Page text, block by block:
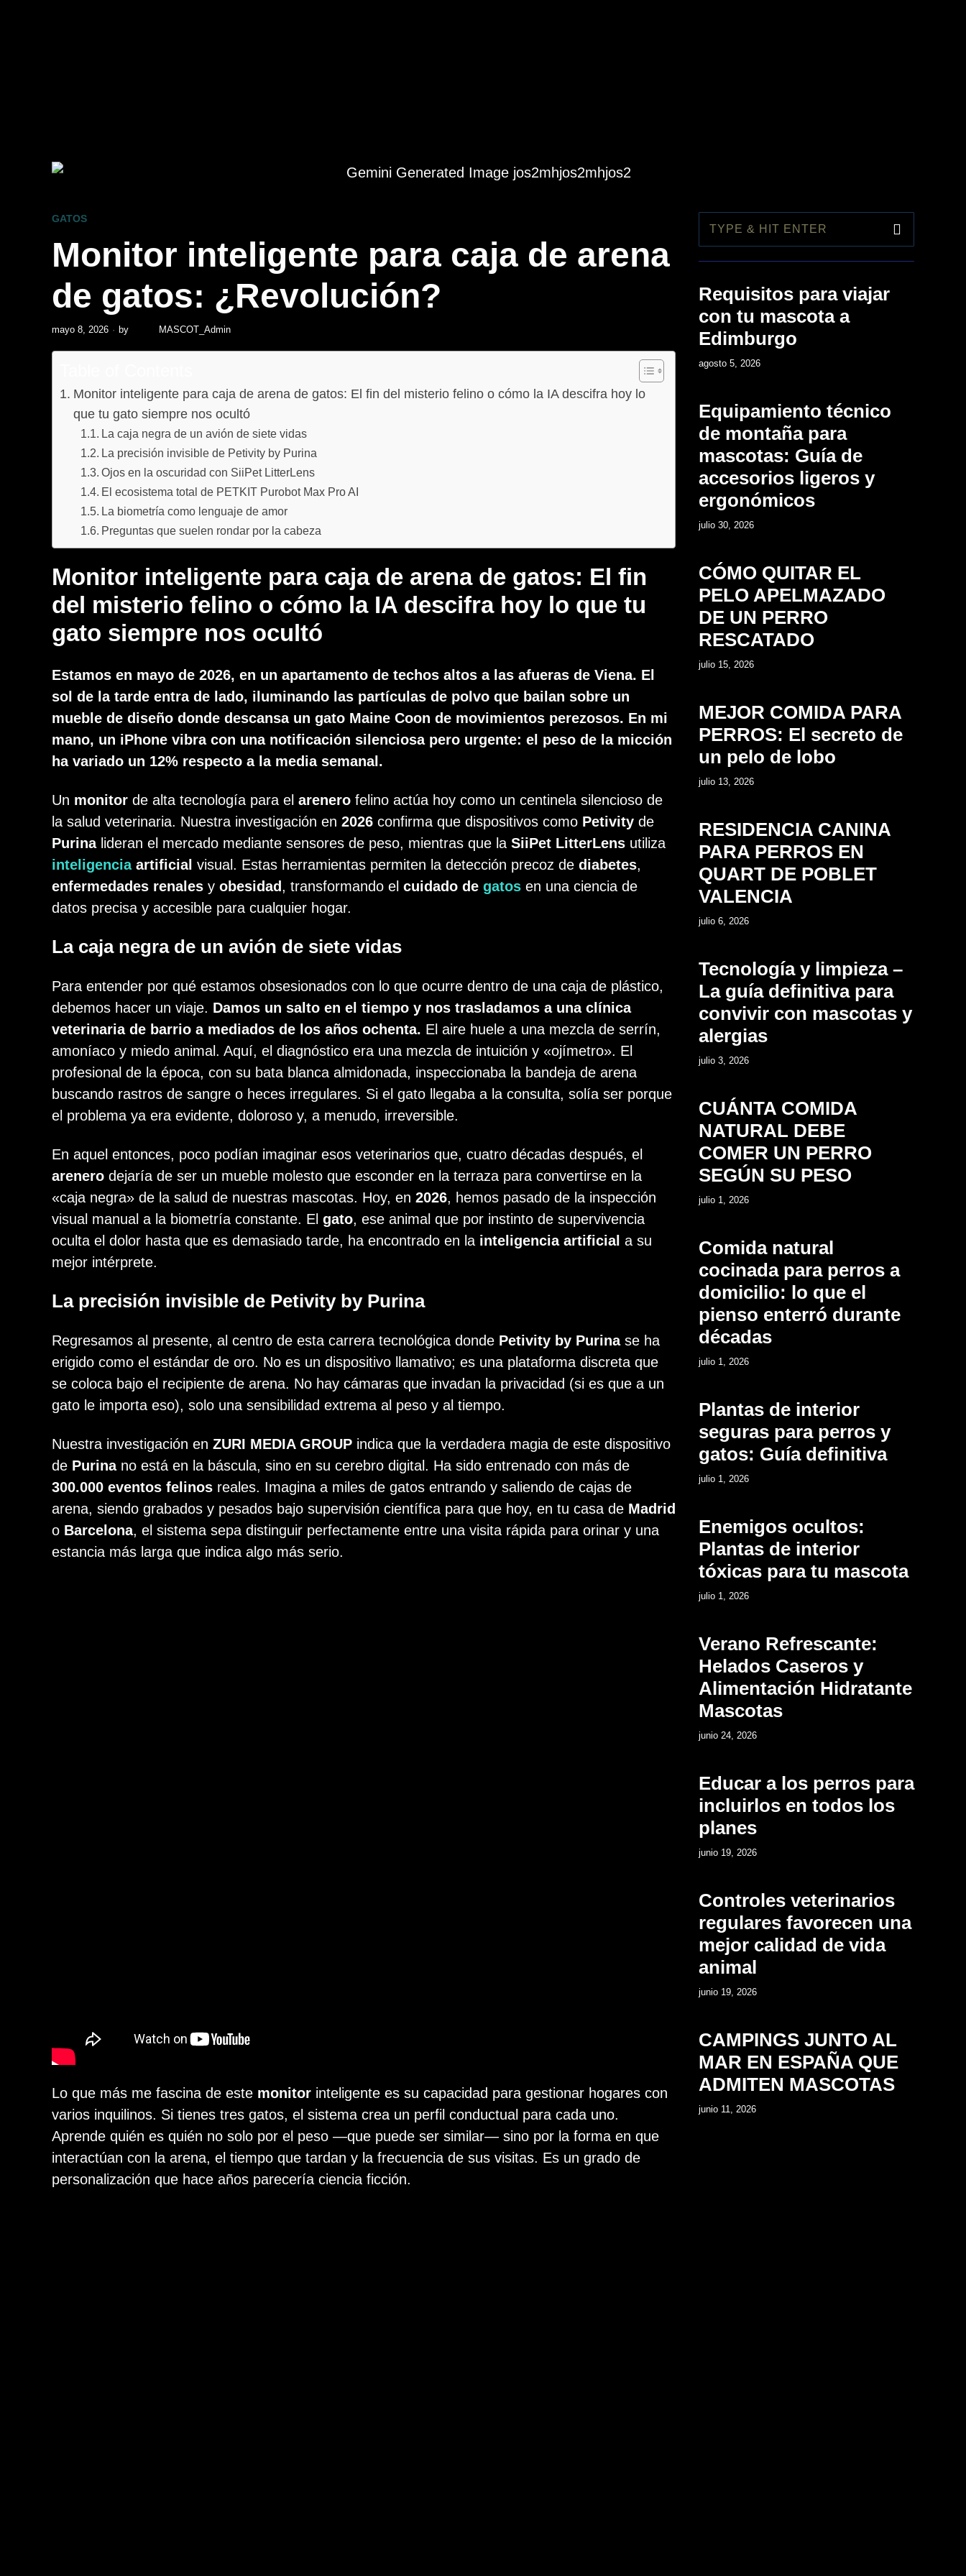
GATOS
Monitor inteligente para caja de arena
de gatos: ¿Revolución?
mayo 8, 2026 by MASCOT_Admin
Monitor inteligente para caja de arena de gatos: El fin del misterio felino o cómo la IA descifra hoy lo
que tu gato siempre nos ocultó
La caja negra de un avión de siete vidas
La precisión invisible de Petivity by Purina
Ojos en la oscuridad con SiiPet LitterLens
El ecosistema total de PETKIT Purobot Max Pro AI
La biometría como lenguaje de amor
Preguntas que suelen rondar por la cabeza
Monitor inteligente para caja de arena de gatos: El fin
del misterio felino o cómo la IA descifra hoy lo que tu
gato siempre nos ocultó
Estamos en mayo de 2026, en un apartamento de techos altos a las afueras de Viena. El
sol de la tarde entra de lado, iluminando las partículas de polvo que bailan sobre un
mueble de diseño donde descansa un gato Maine Coon de movimientos perezosos. En mi
mano, un iPhone vibra con una notificación silenciosa pero urgente: el peso de la micción
ha variado un 12% respecto a la media semanal.
Un monitor de alta tecnología para el arenero felino actúa hoy como un centinela silencioso de
la salud veterinaria. Nuestra investigación en 2026 confirma que dispositivos como Petivity de
Purinalideran el mercado mediante sensores de peso, mientras que la SiiPet LitterLens utiliza
inteligenciaartificial visual. Estas herramientas permiten la detección precoz de diabetes,
enfermedades renales y obesidad, transformando el cuidado de gatos en una ciencia de
datos precisa y accesible para cualquier hogar.
La caja negra de un avión de siete vidas
Para entender por qué estamos obsesionados con lo que ocurre dentro de una caja de plástico,
debemos hacer un viaje. Damos un salto en el tiempo y nos trasladamos a una clínica
veterinaria de barrio a mediados de los años ochenta. El aire huele a una mezcla de serrín,
amoníaco y miedo animal. Aquí, el diagnóstico era una mezcla de intuición y «ojímetro». El
profesional de la época, con su bata blanca almidonada, inspeccionaba la bandeja de arena
buscando rastros de sangre o heces irregulares. Si el gato llegaba a la consulta, solía ser porque
el problema ya era evidente, doloroso y, a menudo, irreversible.
En aquel entonces, poco podían imaginar esos veterinarios que, cuatro décadas después, el
arenero dejaría de ser un mueble molesto que esconder en la terraza para convertirse en la
«caja negra» de la salud de nuestras mascotas. Hoy, en 2026, hemos pasado de la inspección
visual manual a la biometría constante. El gato, ese animal que por instinto de supervivencia
oculta el dolor hasta que es demasiado tarde, ha encontrado en la inteligencia artificial a su
mejor intérprete.
La precisión invisible de Petivity by Purina
Regresamos al presente, al centro de esta carrera tecnológica donde Petivity by Purinase ha
erigido como el estándar de oro. No es un dispositivo llamativo; es una plataforma discreta que
se coloca bajo el recipiente de arena. No hay cámaras que invadan la privacidad (si es que a un
gato le importa eso), solo una sensibilidad extrema al peso y al tiempo.
Nuestra investigación en ZURI MEDIA GROUP indica que la verdadera magia de este dispositivo
de Purinano está en la báscula, sino en su cerebro digital. Ha sido entrenado con más de
300.000 eventos felinos reales. Imagina a miles de gatos entrando y saliendo de cajas de
arena, siendo grabados y pesados bajo supervisión científica para que hoy, en tu casa de Madrid
o Barcelona, el sistema sepa distinguir perfectamente entre una visita rápida para orinar y una
estancia más larga que indica algo más serio.
Lo que más me fascina de este monitor inteligente es su capacidad para gestionar hogares con
varios inquilinos. Si tienes tres gatos, el sistema crea un perfil conductual para cada uno.
Aprende quién es quién no solo por el peso —que puede ser similar— sino por la forma en que
interactúan con la arena, el tiempo que tardan y la frecuencia de sus visitas. Es un grado de
personalización que hace años parecería ciencia ficción.
1
Requisitos para viajar
con tu mascota a
Edimburgo
agosto 5, 2026
Equipamiento técnico
de montaña para
mascotas: Guía de
accesorios ligeros y
ergonómicos
julio 30, 2026
CÓMO QUITAR EL
PELO APELMAZADO
DE UN PERRO
RESCATADO
julio 15, 2026
MEJOR COMIDA PARA
PERROS: El secreto de
un pelo de lobo
julio 13, 2026
RESIDENCIA CANINA
PARA PERROS EN
QUART DE POBLET
VALENCIA
julio 6, 2026
Tecnología y limpieza –
La guía definitiva para
convivir con mascotas y
alergias
julio 3, 2026
CUÁNTA COMIDA
NATURAL DEBE
COMER UN PERRO
SEGÚN SU PESO
julio 1, 2026
Comida natural
cocinada para perros a
domicilio: lo que el
pienso enterró durante
décadas
julio 1, 2026
Plantas de interior
seguras para perros y
gatos: Guía definitiva
julio 1, 2026
Enemigos ocultos:
Plantas de interior
tóxicas para tu mascota
julio 1, 2026
Verano Refrescante:
Helados Caseros y
Alimentación Hidratante
Mascotas
junio 24, 2026
Educar a los perros para
incluirlos en todos los
planes
junio 19, 2026
Controles veterinarios
regulares favorecen una
mejor calidad de vida
animal
junio 19, 2026
CAMPINGS JUNTO AL
MAR EN ESPAÑA QUE
ADMITEN MASCOTAS
junio 11, 2026